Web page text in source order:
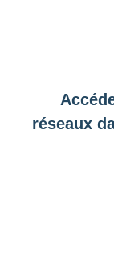
réseaux